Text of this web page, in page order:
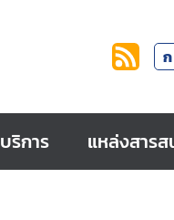
ก
บริการ แหล่งสารส